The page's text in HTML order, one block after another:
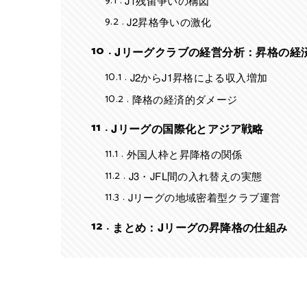
9.2 J2昇格争いの激化
10
Jリーグクラブの経営分析：昇格の経
10.1
J2からJ1昇格による収入増加
10.2 降格の経済的ダメージ
11
Jリーグの国際化とアジア戦略
11.1
外国人枠と昇降格の関係
11.2 J3・JFL間の入れ替えの実態
11.3 Jリーグの地域密着型クラブ運営
12 まとめ：Jリーグの昇降格の仕組み